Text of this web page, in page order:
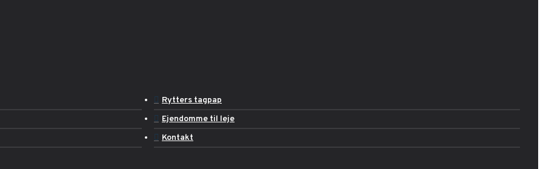
Rytters tagpap
Ejendomme til leje
Kontakt